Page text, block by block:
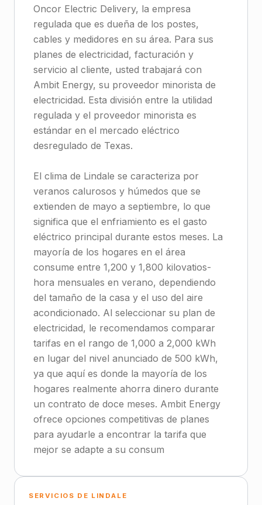
Oncor Electric Delivery, la empresa
regulada que es dueña de los postes,
cables y medidores en su área. Para sus
planes de electricidad, facturación y
servicio al cliente, usted trabajará con
Ambit Energy, su proveedor minorista de
electricidad. Esta división entre la utilidad
regulada y el proveedor minorista es
estándar en el mercado eléctrico
desregulado de Texas.
El clima de Lindale se caracteriza por
veranos calurosos y húmedos que se
extienden de mayo a septiembre, lo que
significa que el enfriamiento es el gasto
eléctrico principal durante estos meses. La
mayoría de los hogares en el área
consume entre 1,200 y 1,800 kilovatios-
hora mensuales en verano, dependiendo
del tamaño de la casa y el uso del aire
acondicionado. Al seleccionar su plan de
electricidad, le recomendamos comparar
tarifas en el rango de 1,000 a 2,000 kWh
en lugar del nivel anunciado de 500 kWh,
ya que aquí es donde la mayoría de los
hogares realmente ahorra dinero durante
un contrato de doce meses. Ambit Energy
ofrece opciones competitivas de planes
para ayudarle a encontrar la tarifa que
mejor se adapte a su consum
SERVICIOS DE LINDALE